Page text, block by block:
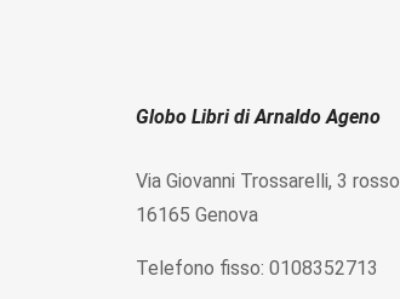
Globo Libri di Arnaldo Ageno
Via Giovanni Trossarelli, 3 rosso
16165 Genova
Telefono fisso: 0108352713